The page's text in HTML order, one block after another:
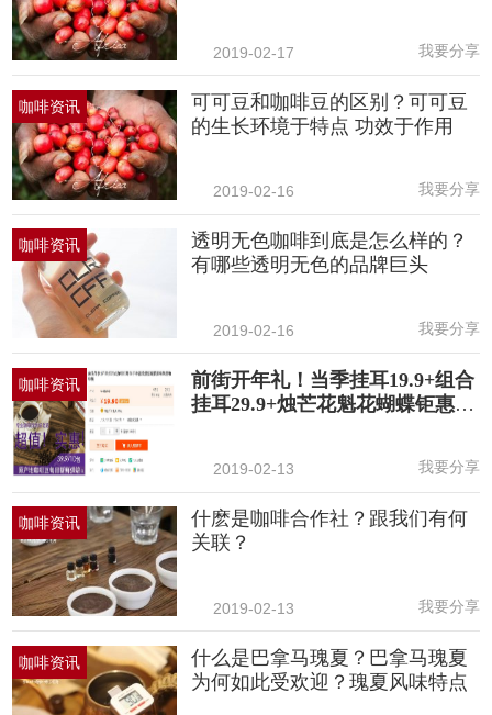
2019-02-17 我要分享
咖啡资讯
可可豆和咖啡豆的区别？可可豆
的生长环境于特点 功效于作用
2019-02-16 我要分享
咖啡资讯
透明无色咖啡到底是怎么样的？
有哪些透明无色的品牌巨头
2019-02-16 我要分享
咖啡资讯
前街开年礼！当季挂耳19.9+组合
挂耳29.9+烛芒花魁花蝴蝶钜惠折
2019-02-13 我要分享
咖啡资讯
什麽是咖啡合作社？跟我们有何
关联？
2019-02-13 我要分享
咖啡资讯
什么是巴拿马瑰夏？巴拿马瑰夏
为何如此受欢迎？瑰夏风味特点